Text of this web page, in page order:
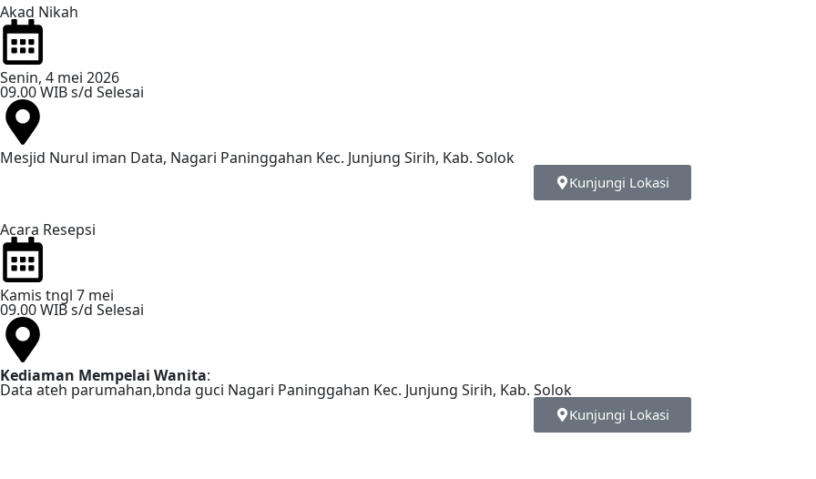
Akad Nikah
Senin, 4 mei 2026
09.00 WIB s/d Selesai
Mesjid Nurul iman Data, Nagari Paninggahan Kec. Junjung Sirih, Kab. Solok
Kunjungi Lokasi
Acara Resepsi
Kamis tngl 7 mei
09.00 WIB s/d Selesai
Kediaman Mempelai Wanita:
Data ateh parumahan,bnda guci Nagari Paninggahan Kec. Junjung Sirih, Kab. Solok
Kunjungi Lokasi